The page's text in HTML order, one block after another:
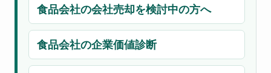
食品会社の会社売却を検討中の方へ
食品会社の企業価値診断